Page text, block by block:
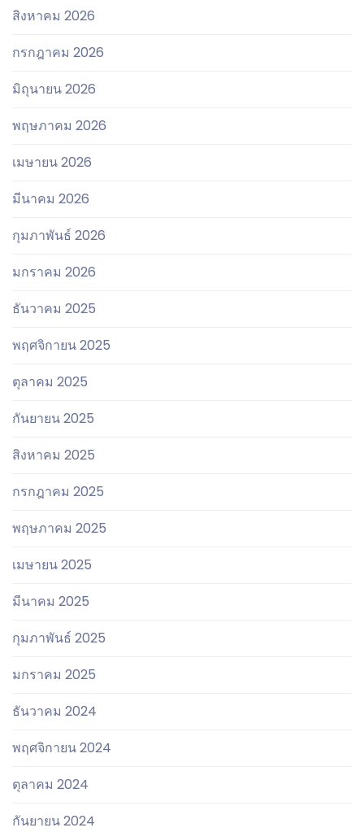
สิงหาคม 2026
กรกฎาคม 2026
มิถุนายน 2026
พฤษภาคม 2026
เมษายน 2026
มีนาคม 2026
กุมภาพันธ์ 2026
มกราคม 2026
ธันวาคม 2025
พฤศจิกายน 2025
ตุลาคม 2025
กันยายน 2025
สิงหาคม 2025
กรกฎาคม 2025
พฤษภาคม 2025
เมษายน 2025
มีนาคม 2025
กุมภาพันธ์ 2025
มกราคม 2025
ธันวาคม 2024
พฤศจิกายน 2024
ตุลาคม 2024
กันยายน 2024